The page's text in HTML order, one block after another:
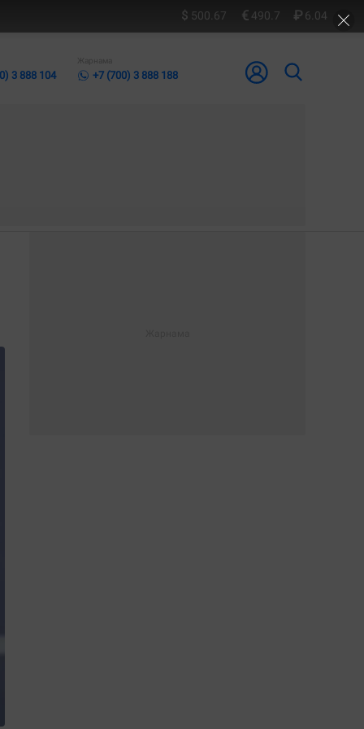
500.67 490.7 6.04
3 888 104
Жарнама
+7 (700) 3 888 188